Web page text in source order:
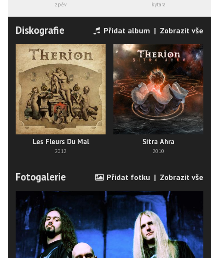
zpěv kytara
Diskografie Přidat album | Zobrazit vše
Les Fleurs Du Mal
2012
Sitra Ahra
2010
Fotogalerie Přidat fotku | Zobrazit vše